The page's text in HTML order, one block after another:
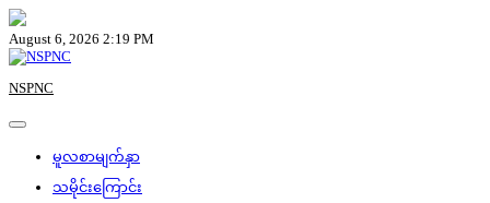
Skip
to
content
August 6, 2026 2:19 PM
NSPNC
မူလစာမျက်နှာ
သမိုင်းကြောင်း